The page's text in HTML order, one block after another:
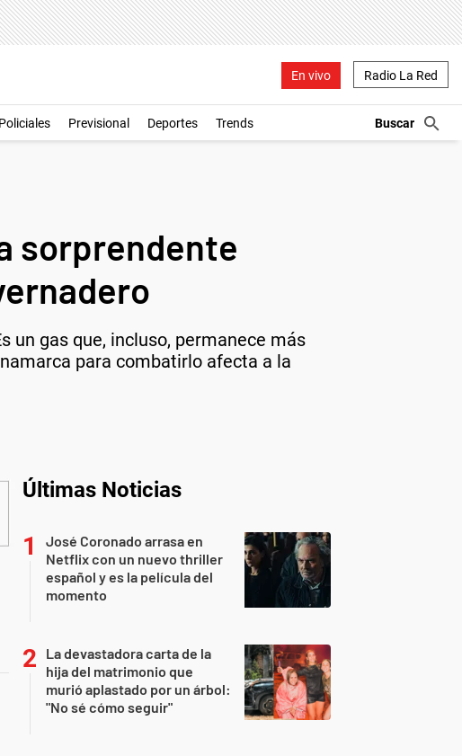
En vivo Radio La Red
Policiales Previsional Deportes Trends
sorprendente
un gas que, incluso, permanece más
para combatirlo afecta a la
Últimas Noticias
José Coronado arrasa en
Netflix con un nuevo thriller
español y es la película del
momento
La devastadora carta de la
hija del matrimonio que
murió aplastado por un árbol:
"No sé cómo seguir"